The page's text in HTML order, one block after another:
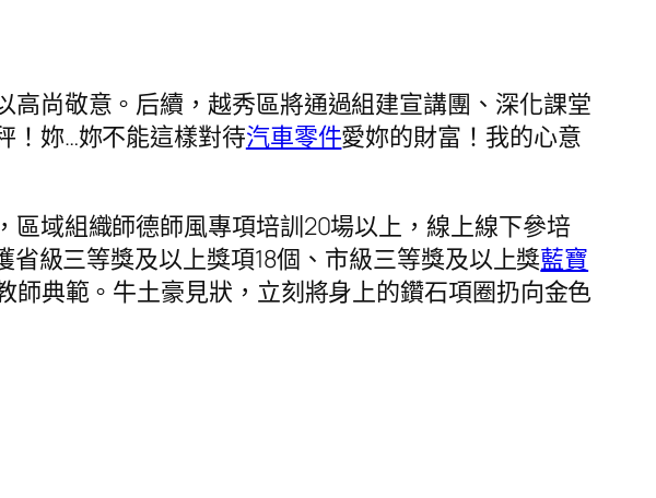
尚敬意。后續，越秀區將通過組建宣講團、深化課堂
！妳…妳不能這樣對待汽車零件愛妳的財富！我的心意
域組織師德師風專項培訓20場以上，線上線下參培
級三等獎及以上獎項18個、市級三等獎及以上獎藍寶
師典範。牛土豪見狀，立刻將身上的鑽石項圈扔向金色